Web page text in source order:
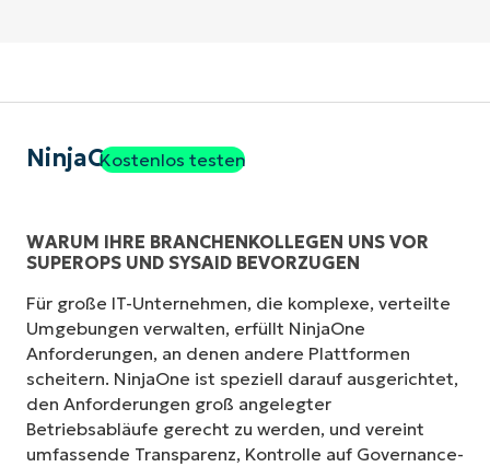
NinjaOneKostenlos testen
WARUM IHRE BRANCHENKOLLEGEN UNS VOR
SUPEROPS UND SYSAID BEVORZUGEN
Für große IT-Unternehmen, die komplexe, verteilte
Umgebungen verwalten, erfüllt NinjaOne
Anforderungen, an denen andere Plattformen
scheitern. NinjaOne ist speziell darauf ausgerichtet,
den Anforderungen groß angelegter
Betriebsabläufe gerecht zu werden, und vereint
umfassende Transparenz, Kontrolle auf Governance-